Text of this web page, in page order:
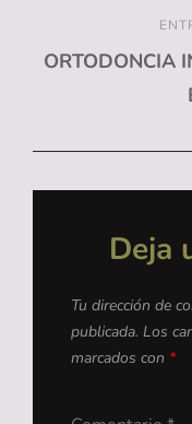
ORTODONCIA
Deja
Tu dirección de
publicada. Los
marcados con *